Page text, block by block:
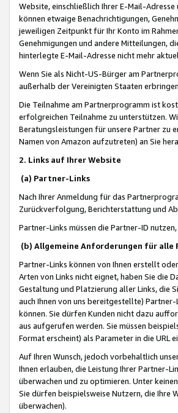
Website, einschließlich Ihrer E-Mail-
können etwaige Benachrichtigungen,
jeweiligen Zeitpunkt für Ihr Konto im
Genehmigungen und andere Mitteilungen,
hinterlegte E-Mail-Adresse nicht mehr
Wenn Sie als Nicht-US-Bürger am
außerhalb der Vereinigten Staaten
Die Teilnahme am Partnerprogramm ist
erfolgreichen Teilnahme zu unterstützen.
Beratungsleistungen für unsere Partner zu
Namen von Amazon aufzutreten) an Sie
2. Links auf Ihrer Website
(a) Partner-Links
Nach Ihrer Anmeldung für das
Zurückverfolgung, Berichterstattung und
Partner-Links müssen die Partner-ID
(b) Allgemeine Anforderungen für alle
Partner-Links können von Ihnen erstellt
Arten von Links nicht eignet, haben Sie die
Gestaltung und Platzierung aller Links, die
auch Ihnen von uns bereitgestellte)
können. Sie dürfen Kunden nicht dazu
aus aufgerufen werden. Sie müssen
Format erscheint) als Parameter in die URL
Auf Ihren Wunsch, jedoch vorbehaltlich
Ihnen erlauben, die Leistung Ihrer Partner-
überwachen und zu optimieren. Unter
Sie dürfen beispielsweise Nutzern, die Ihre
überwachen).